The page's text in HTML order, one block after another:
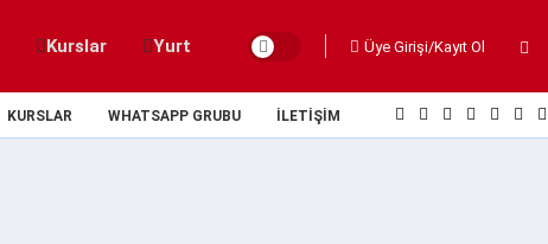
Kurslar Yurt Üye Girişi/Kayıt Ol
KURSLAR WHATSAPP GRUBU İLETIŞIM